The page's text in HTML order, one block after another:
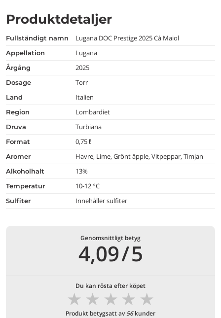
Produktdetaljer
fullständigt namn Lugana DOC Prestige 2025 Cà Maiol
appellation Lugana
årgång 2025
dosage Torr
land Italien
region Lombardiet
druva Turbiana
format 0,75 ℓ
aromer Havre, Lime, Grönt äpple, Vitpeppar, Timjan
alkoholhalt 13%
temperatur 10-12 °C
Sulfiter Innehåller sulfiter
Genomsnittligt betyg
4,09/5
Du kan rösta efter köpet
★
★
★
★
★
Produkt betygsatt av56kunder